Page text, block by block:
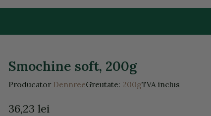
Smochine soft, 200g
Producator DennreeGreutate: 200gTVA inclus
36,23 lei